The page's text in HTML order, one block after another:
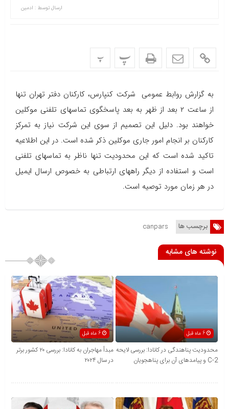
ارسال توسط : ادمین
پ پ
به گزارش روابط عمومی شرکت کنپارس، کارکنان دفتر تهران تنها
از ساعت ۲ بعد از ظهر به بعد پاسخگوی تماسهای تلفنی موکلین
خواهند بود. دلیل این تصمیم از سوی این شرکت نیاز به تمرکز
کارکنان بر انجام امور جاری موکلین ذکر شده است. در این اطلاعیه
تاکید شده است که این محدودیت تنها ناظر به تماسهای تلفنی
است و استفاده از دیگر راههای ارتباطی به خصوص ارسال ایمیل
در هر زمان مورد توصیه است.
برچسب ها canpars
نوشته های مشابه
6 ماه قبل
محدودیت پناهندگی در کانادا: بررسی لایحه
C-2 و پیامدهای آن برای پناهجویان
مبدأ مهاجران به کانادا: بررسی ۲۰ کشور برتر
در سال ۲۰۲۴